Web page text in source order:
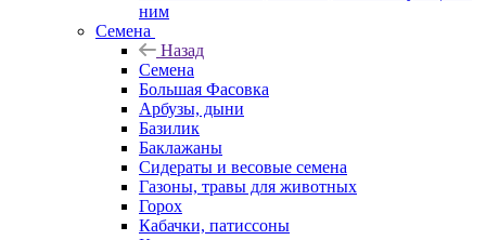
ним
Семена
Назад
Семена
Большая Фасовка
Арбузы, дыни
Базилик
Баклажаны
Сидераты и весовые семена
Газоны, травы для животных
Горох
Кабачки, патиссоны